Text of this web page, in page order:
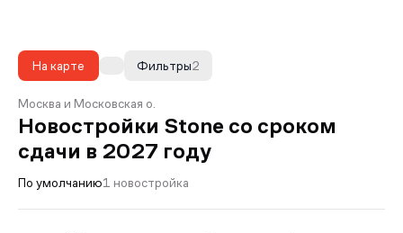
На карте 2
Фильтры
Москва и Московская о.
Новостройки Stone со сроком
сдачи в 2027 году
По умолчанию1 новостройка